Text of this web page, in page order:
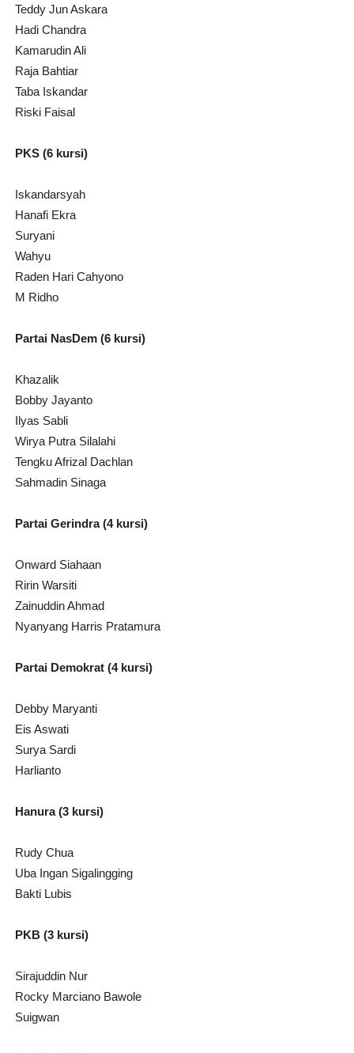
Teddy Jun Askara
Hadi Chandra
Kamarudin Ali
Raja Bahtiar
Taba Iskandar
Riski Faisal
PKS (6 kursi)
Iskandarsyah
Hanafi Ekra
Suryani
Wahyu
Raden Hari Cahyono
M Ridho
Partai NasDem (6 kursi)
Khazalik
Bobby Jayanto
Ilyas Sabli
Wirya Putra Silalahi
Tengku Afrizal Dachlan
Sahmadin Sinaga
Partai Gerindra (4 kursi)
Onward Siahaan
Ririn Warsiti
Zainuddin Ahmad
Nyanyang Harris Pratamura
Partai Demokrat (4 kursi)
Debby Maryanti
Eis Aswati
Surya Sardi
Harlianto
Hanura (3 kursi)
Rudy Chua
Uba Ingan Sigalingging
Bakti Lubis
PKB (3 kursi)
Sirajuddin Nur
Rocky Marciano Bawole
Suigwan